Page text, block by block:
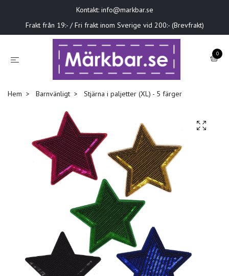
Kontakt: info@markbar.se
Frakt från 19:- / Fri frakt inom Sverige vid 200:- (Brevfrakt)
0
Hem Barnvänligt Stjärna i paljetter (XL) - 5 färger